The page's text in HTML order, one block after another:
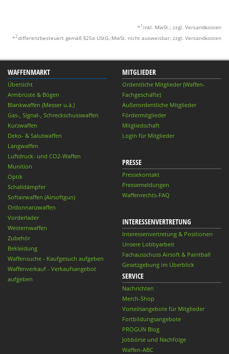
* 1 inkl. MwSt.; zzgl. Versandkosten
*2differenzbesteuert gemäß §25a UStG.;MwSt. nicht ausweisbar; zzgl. Versandkosten
WAFFENMARKT
Übersicht
Armbrüste & Bögen
Blankwaffen (Messer u.ä.)
Gas-, Signal-, Schreckschusswaffen
Kurzwaffen
Deko- & Salutwaffen
Langwaffen
Luftdruck- und CO2-Waffen
Munition
Optik
Schalldämpfer
Softairwaffen (Airsoftgun)
Ordonnanzwaffen
Vorderlader
Westernwaffen
Zubehör
Bekleidung
Waffensuche - Kaufgesuch aufgeben
Waffenverkauf - Verkaufsangebot
aufgeben
MITGLIEDER
Ordentliche Mitglieder (Waffen-
Fachgeschäfte)
Außerordentliche Mitglieder
Fördermitglieder
Mitgliedschaft
Login für Mitglieder
PRESSE
Pressekontakt
Pressemeldungen
Waffenrechts-FAQ
INTERESSENVERTRETUNG
Interessenvertretung & Positionen
Unsere Lobbyarbeit
Fachausschuss Airsoft & Paintball
Gesetzgebung im Überblick
SERVICE
Nachrichten
Merch-Shop
Vorteilsangebote für Mitglieder
Fortbildungsangebote
PROGUN Blog
Jobbörse und Nachfolge
Waffen-ABC